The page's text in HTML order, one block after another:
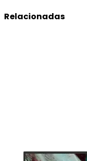
Relacionadas